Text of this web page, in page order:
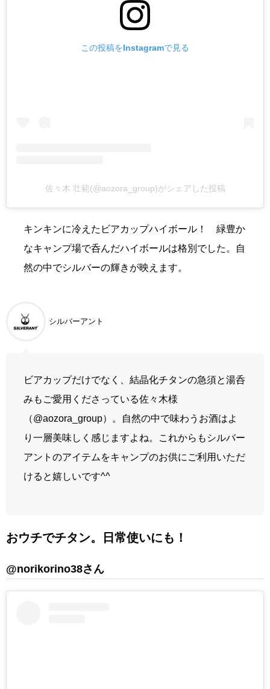
この投稿をInstagramで見る
佐々木 壮範(@aozora_group)がシェアした投稿
キンキンに冷えたビアカップハイボール！ 緑豊か
なキャンプ場で呑んだハイボールは格別でした。自
然の中でシルバーの輝きが映えます。
シルバーアント
ビアカップだけでなく、結晶化チタンの急須と湯呑
みもご愛用くださっている佐々木様
（@aozora_group）。自然の中で味わうお酒はよ
り一層美味しく感じますよね。これからもシルバー
アントのアイテムをキャンプのお供にご利用いただ
けると嬉しいです^^
おウチでチタン。日常使いにも！
@norikorino38さん